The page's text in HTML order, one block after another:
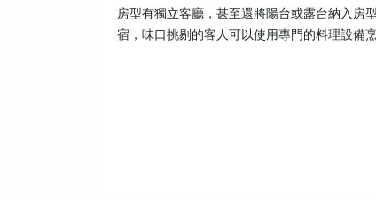
房型有獨立客廳，甚至還將陽台或露台納入房
宿，味口挑剔的客人可以使用專門的料理設備